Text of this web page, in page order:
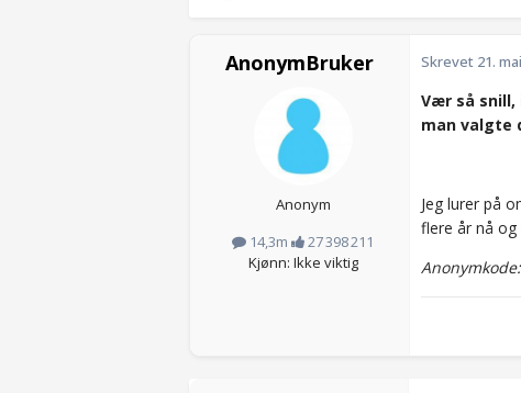
AnonymBruker
Anonym
14,3m
27 398 211
Kjønn: Ikke viktig
Skrevet 21.
Vær så
man valgte
Jeg lurer på
flere år nå